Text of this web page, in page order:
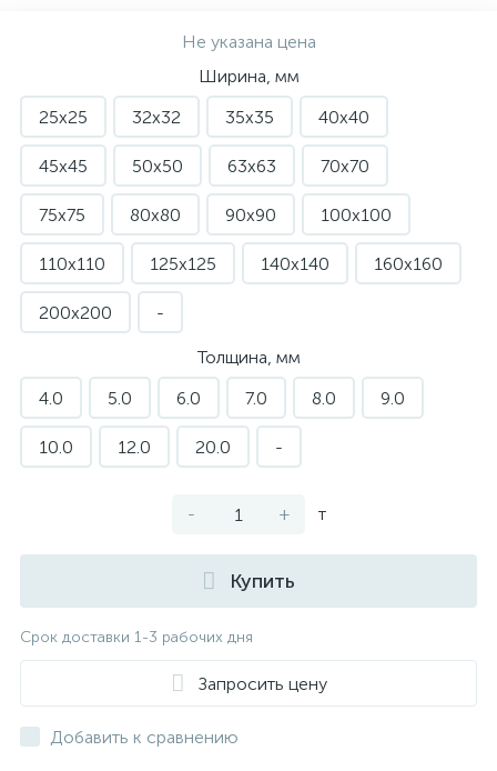
Не указана цена
Ширина, мм
25х25
32х32 35х35 40х40
45х45 50х50 63х63 70х70
75х75 80х80 90х90 100х100
110х110 125х125 140х140 160х160
200х200 -
Толщина, мм
4.0
5.0 6.0 7.0 8.0 9.0
10.0 12.0 20.0 -
- + т
Купить
Срок доставки 1-3 рабочих дня
Запросить цену
Добавить к сравнению